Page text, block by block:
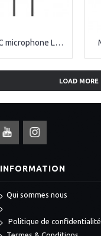
Godox LMS-60C microphone Lavalier omnidirectionnel
LOAD MORE
INFORMATION
Qui sommes nous
Politique de confidentialité